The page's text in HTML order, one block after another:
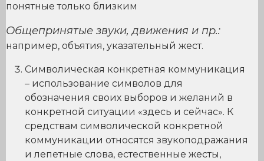
понятные только близким
Общепринятые звуки, движения и пр.:
например, объятия, указательный жест.
Символическая конкретная коммуникация
– использование символов для
обозначения своих выборов и желаний в
конкретной ситуации «здесь и сейчас». К
средствам символической конкретной
коммуникации относятся звукоподражания
и лепетные слова, естественные жесты,